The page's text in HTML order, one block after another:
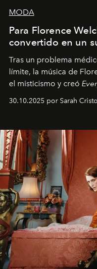
MODA
Para Florence
convertido en un
Tras un problema
límite, la música de
el misticismo y creó
álbumes más profundos
30.10.2025 por Sarah